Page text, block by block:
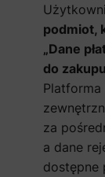
podmiot,
„Dane
do
Platforma
za
a dane
dostępne